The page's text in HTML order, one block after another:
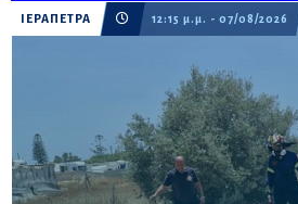
ΙΕΡΑΠΕΤΡΑ 12:15 μ.μ. - 07/08/2026